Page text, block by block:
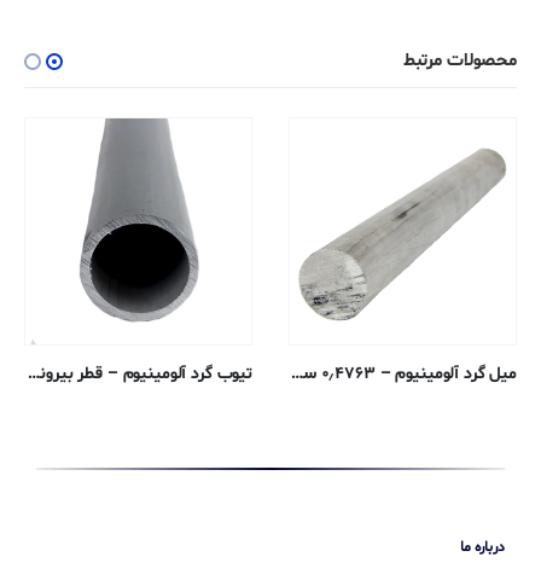
محصولات مرتبط
میل گرد آلومینیوم – ۰٫۴۷۶۳ سانتی متری – T3-2011 پوشش خنک کننده تیوب گرد آلومینیوم – قطر بیرونی ۰٫۶۳۵ ، دیواره ۰٫۱۶۵۱ ، قطر داخلی ۰٫۳۰۴۸ سانتی متر – ۶۰۶۱-T6 ترسیم شده
درباره ما